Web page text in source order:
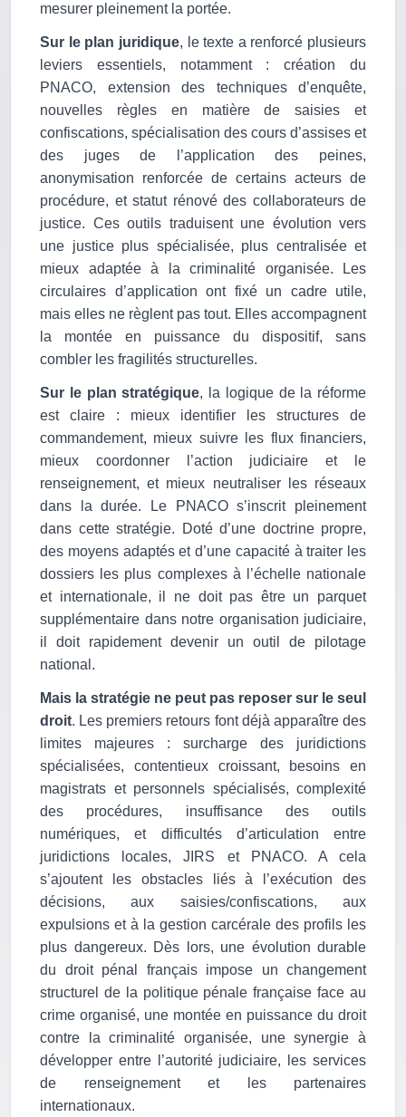
mesurer pleinement la portée.
Sur le plan juridique, le texte a renforcé plusieurs
leviers essentiels, notamment : création du
PNACO, extension des techniques d’enquête,
nouvelles règles en matière de saisies et
confiscations, spécialisation des cours d’assises et
des juges de l’application des peines,
anonymisation renforcée de certains acteurs de
procédure, et statut rénové des collaborateurs de
justice. Ces outils traduisent une évolution vers
une justice plus spécialisée, plus centralisée et
mieux adaptée à la criminalité organisée. Les
circulaires d’application ont fixé un cadre utile,
mais elles ne règlent pas tout. Elles accompagnent
la montée en puissance du dispositif, sans
combler les fragilités structurelles.
Sur le plan stratégique, la logique de la réforme
est claire : mieux identifier les structures de
commandement, mieux suivre les flux financiers,
mieux coordonner l’action judiciaire et le
renseignement, et mieux neutraliser les réseaux
dans la durée. Le PNACO s’inscrit pleinement
dans cette stratégie. Doté d’une doctrine propre,
des moyens adaptés et d’une capacité à traiter les
dossiers les plus complexes à l’échelle nationale
et internationale, il ne doit pas être un parquet
supplémentaire dans notre organisation judiciaire,
il doit rapidement devenir un outil de pilotage
national.
Mais la stratégie ne peut pas reposer sur le seul
droit. Les premiers retours font déjà apparaître des
limites majeures : surcharge des juridictions
spécialisées, contentieux croissant, besoins en
magistrats et personnels spécialisés, complexité
des procédures, insuffisance des outils
numériques, et difficultés d’articulation entre
juridictions locales, JIRS et PNACO. A cela
s’ajoutent les obstacles liés à l’exécution des
décisions, aux saisies/confiscations, aux
expulsions et à la gestion carcérale des profils les
plus dangereux. Dès lors, une évolution durable
du droit pénal français impose un changement
structurel de la politique pénale française face au
crime organisé, une montée en puissance du droit
contre la criminalité organisée, une synergie à
développer entre l’autorité judiciaire, les services
de renseignement et les partenaires
internationaux.